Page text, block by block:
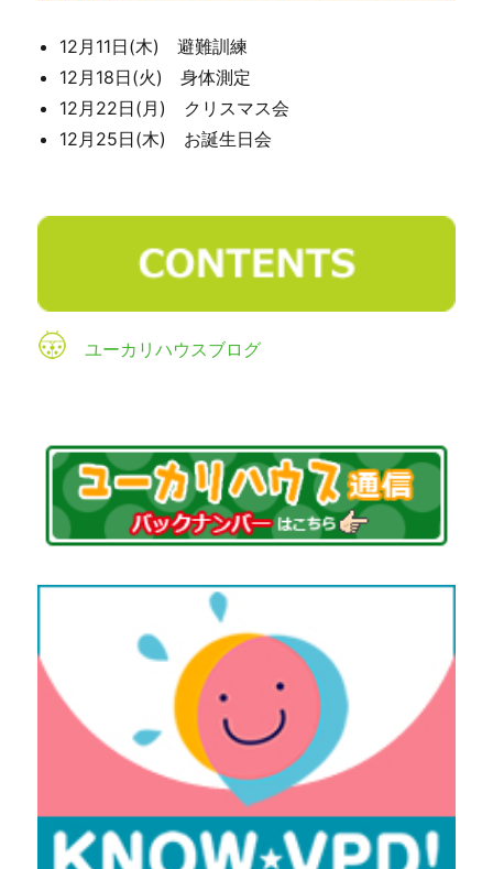
12月11日(木) 避難訓練
12月18日(火) 身体測定
12月22日(月) クリスマス会
12月25日(木) お誕生日会
ユーカリハウスブログ